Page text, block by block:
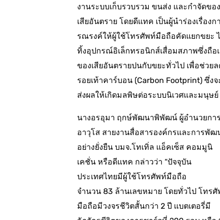
งานระบบเก็บรวบรวม ขนส่ง และกำจัดของ
เสียอันตราย โดยดีแทค เป็นผู้นำร่องเรื่องก
รณรงค์ให้ผู้ใช้โทรศัพท์มือถือคัดแยกขยะ
ทิ้งอุปกรณ์อิเล็กทรอนิกส์เสื่อมสภาพซึ่งถือ
ของเสียอันตรายปนกับขยะทั่วไป เพื่อช่วย
รอยเท้าคาร์บอน (Carbon Footprint) ซึ่งจ
ส่งผลให้เกิดมลพิษต่อระบบนิเวศและมนุษย์
นางอรอุมา ฤกษ์พัฒนาพิพัฒน์ ผู้อำนวยกา
อาวุโส สายงานสื่อสารองค์กรและการพัฒ
อย่างยั่งยืน บมจ.โทเทิ่ล แอ็คเซ็ส คอมมูนิ
เคชั่น หรือดีแทค กล่าวว่า “ปัจจุบัน
ประเทศไทยมีผู้ใช้โทรศัพท์มือถือ
จำนวน 83 ล้านเลขหมาย โดยทั่วไป โทร
มือถือมีวงจรชีวิตสั้นกว่า 2 ปี แบตเตอรี่มี